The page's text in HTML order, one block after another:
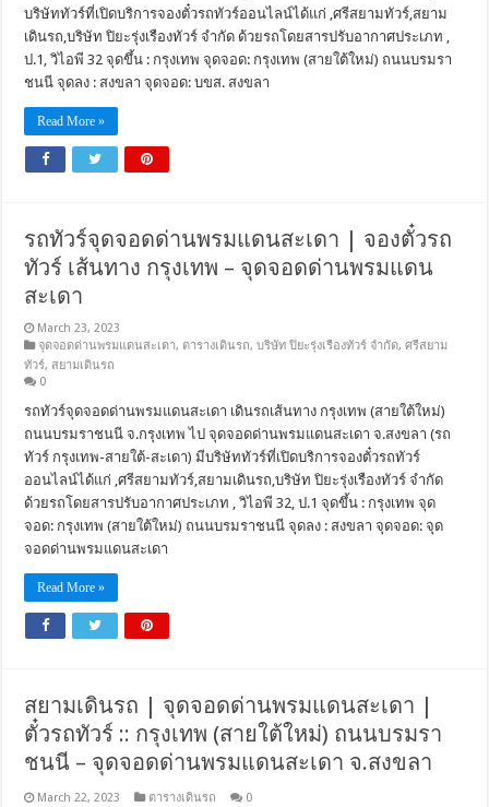
บริษัททัวร์ที่เปิดบริการจองตั๋วรถทัวร์ออนไลน์ได้แก่ ,ศรีสยามทัวร์,สยาม
เดินรถ,บริษัท ปิยะรุ่งเรืองทัวร์ จำกัด ด้วยรถโดยสารปรับอากาศประเภท ,
ป.1, วิไอพี 32 จุดขึ้น : กรุงเทพ จุดจอด: กรุงเทพ (สายใต้ใหม่) ถนนบรมรา
ชนนี จุดลง : สงขลา จุดจอด: บขส. สงขลา
Read More »
รถทัวร์จุดจอดด่านพรมแดนสะเดา | จองตั๋วรถ
ทัวร์ เส้นทาง กรุงเทพ – จุดจอดด่านพรมแดน
สะเดา
March 23, 2023
จุดจอดด่านพรมแดนสะเดา, ตารางเดินรถ,บริษัท ปิยะรุ่งเรืองทัวร์ จำกัด,ศรีสยาม
ทัวร์, สยามเดินรถ
0
รถทัวร์จุดจอดด่านพรมแดนสะเดา เดินรถเส้นทาง กรุงเทพ (สายใต้ใหม่)
ถนนบรมราชนนี จ.กรุงเทพ ไป จุดจอดด่านพรมแดนสะเดา จ.สงขลา (รถ
ทัวร์ กรุงเทพ-สายใต้-สะเดา) มีบริษัททัวร์ที่เปิดบริการจองตั๋วรถทัวร์
ออนไลน์ได้แก่ ,ศรีสยามทัวร์,สยามเดินรถ,บริษัท ปิยะรุ่งเรืองทัวร์ จำกัด
ด้วยรถโดยสารปรับอากาศประเภท , วิไอพี 32, ป.1 จุดขึ้น : กรุงเทพ จุด
จอด: กรุงเทพ (สายใต้ใหม่) ถนนบรมราชนนี จุดลง : สงขลา จุดจอด: จุด
จอดด่านพรมแดนสะเดา
Read More »
สยามเดินรถ | จุดจอดด่านพรมแดนสะเดา |
ตั๋วรถทัวร์ :: กรุงเทพ (สายใต้ใหม่) ถนนบรมรา
ชนนี – จุดจอดด่านพรมแดนสะเดา จ.สงขลา
March 22, 2023 ตารางเดินรถ 0